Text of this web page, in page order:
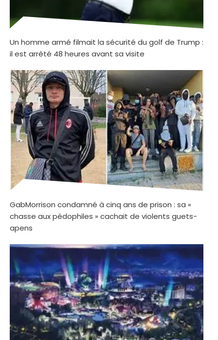
Un homme armé filmait la sécurité du golf de Trump :
il est arrêté 48 heures avant sa visite
GabMorrison condamné à cinq ans de prison : sa «
chasse aux pédophiles » cachait de violents guets-
apens